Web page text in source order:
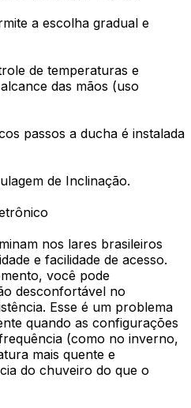
a escolha gradual e
de temperaturas e
das mãos (uso
passos a ducha é instalada
de Inclinação.
nos lares brasileiros
e facilidade de acesso.
você pode
desconfortável no
Esse é um problema
quando as configurações
(como no inverno,
mais quente e
do chuveiro do que o